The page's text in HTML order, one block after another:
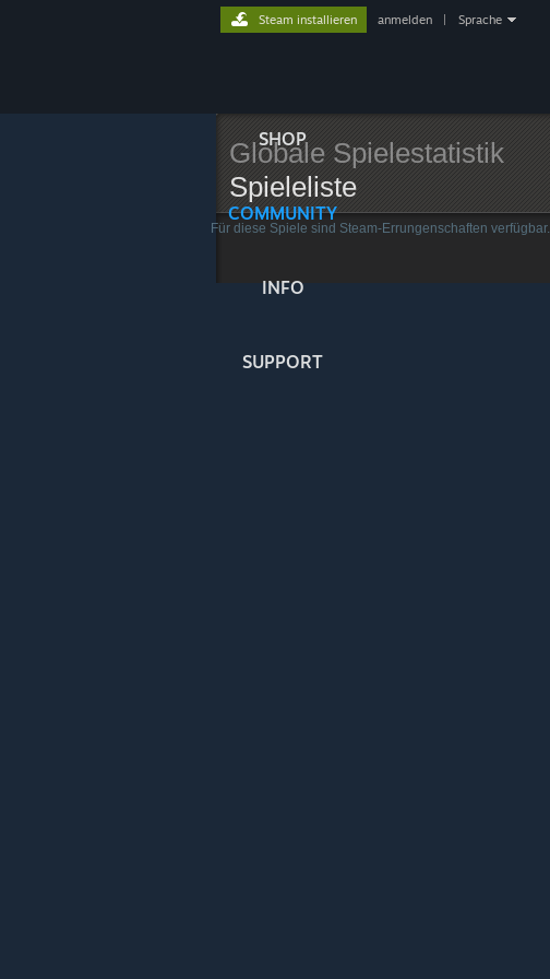
SHOP
COMMUNITY
INFO
SUPPORT
Steam installieren anmelden Sprache
Globale Spielestatistik
Spieleliste
Für diese Spiele sind Steam-Errungenschaften verfügbar.